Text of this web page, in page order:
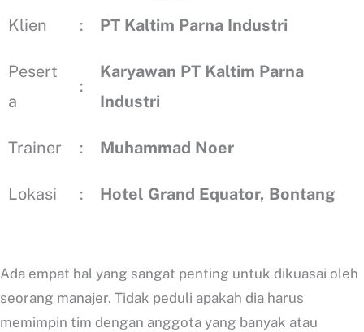
Klien : PT Kaltim Parna Industri
Pesert
a
:
Karyawan PT Kaltim Parna
Industri
Trainer : Muhammad Noer
Lokasi : Hotel Grand Equator, Bontang
Ada empat hal yang sangat penting untuk dikuasai oleh
seorang manajer. Tidak peduli apakah dia harus
memimpin tim dengan anggota yang banyak atau